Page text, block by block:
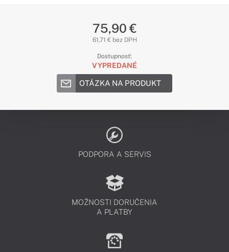
75,90 €
61,71 € bez DPH
Dostupnosť:
VYPREDANÉ
OTÁZKA NA PRODUKT
PODPORA A SERVIS
MOŽNOSTI DORUČENIA
A PLATBY